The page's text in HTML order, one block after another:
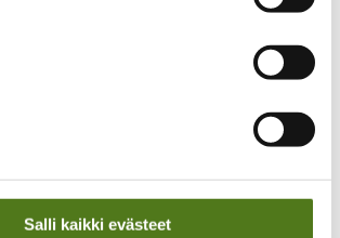
Salli kaikki evästeet
Webropol kysely- ja raportointisovelluksella
Koulutus- ja tapahtumarekisterin tietosuojaseloste
tietosuojaseloste
tietosuojaseloste